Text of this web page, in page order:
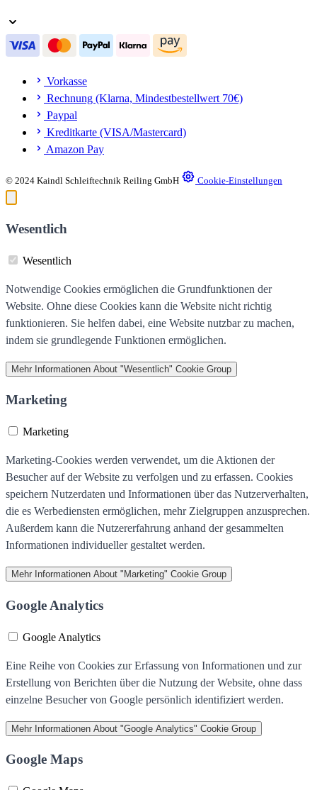
Vorkasse
Rechnung (Klarna, Mindestbestellwert 70€)
Paypal
Kreditkarte (VISA/Mastercard)
Amazon Pay
© 2024 Kaindl Schleiftechnik Reiling GmbH Cookie-Einstellungen
Wesentlich
Wesentlich
Notwendige Cookies ermöglichen die Grundfunktionen der
Website. Ohne diese Cookies kann die Website nicht richtig
funktionieren. Sie helfen dabei, eine Website nutzbar zu machen,
indem sie grundlegende Funktionen ermöglichen.
Mehr Informationen About "Wesentlich" Cookie Group
Marketing
Marketing
Marketing-Cookies werden verwendet, um die Aktionen der
Besucher auf der Website zu verfolgen und zu erfassen. Cookies
speichern Nutzerdaten und Informationen über das Nutzerverhalten,
die es Werbediensten ermöglichen, mehr Zielgruppen anzusprechen.
Außerdem kann die Nutzererfahrung anhand der gesammelten
Informationen individueller gestaltet werden.
Mehr Informationen About "Marketing" Cookie Group
Google Analytics
Google Analytics
Eine Reihe von Cookies zur Erfassung von Informationen und zur
Erstellung von Berichten über die Nutzung der Website, ohne dass
einzelne Besucher von Google persönlich identifiziert werden.
Mehr Informationen About "Google Analytics" Cookie Group
Google Maps